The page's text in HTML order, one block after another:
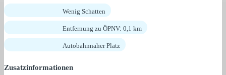
Wenig Schatten
Entfernung zu ÖPNV: 0,1 km
Autobahnnaher Platz
Zusatzinformationen